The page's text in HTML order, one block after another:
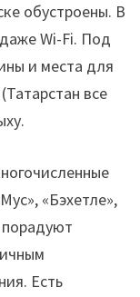
обустроены. В
Wi-Fi. Под
и места для
все
«Бэхетле»,
Есть